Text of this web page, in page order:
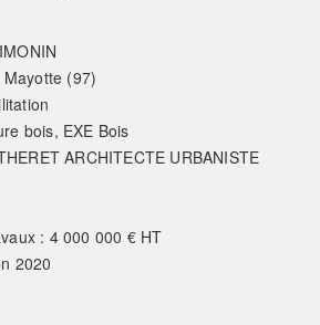
(97)
bois, EXE Bois
ARCHITECTE URBANISTE
: 4 000 000 € HT
2020